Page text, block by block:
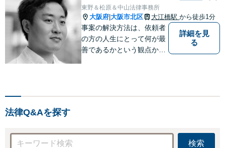
東野＆松原＆中山法律事務所
大阪府 大阪市北区 大江橋駅 から徒歩1分
事案の解決方法は、依頼者
の方の人生にとって何が最
善であるかという観点か
詳細を見
る
法律Q&Aを探す
検索